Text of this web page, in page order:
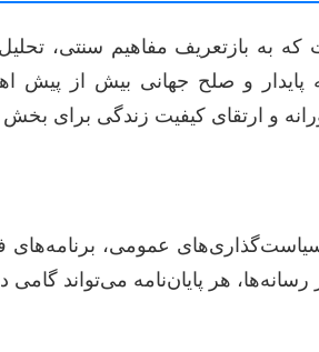
بازتعریف مفاهیم سنتی،
و صلح جهانی بیش از پیش
و ارتقای کیفیت زندگی برای
سیاست‌گذاری‌های عمومی،
هر پایان‌نامه می‌تواند